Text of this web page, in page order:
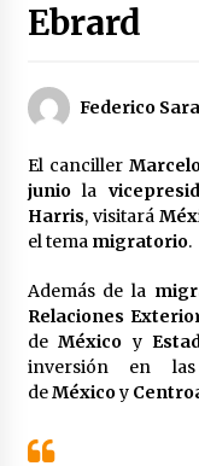
3
del
3
CNTE anuncia paso
y acciones en 20
2 meses atrás
Ebrard
Federico
El canciller
juniola
Harris, visitará
el tema migratorio.
Además de la
Relaciones
deMéxico y
inversión en
deMéxicoy